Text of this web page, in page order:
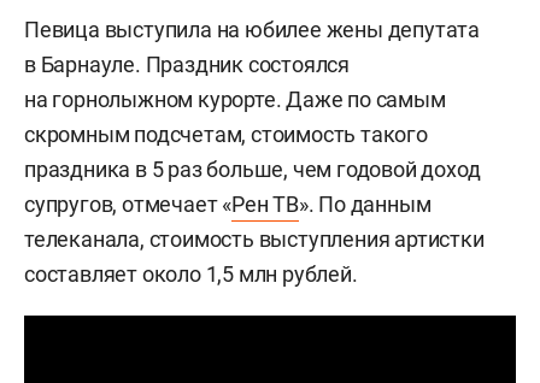
Певица выступила на юбилее жены депутата
в Барнауле. Праздник состоялся
на горнолыжном курорте. Даже по самым
скромным подсчетам, стоимость такого
праздника в 5 раз больше, чем годовой доход
супругов, отмечает «Рен ТВ». По данным
телеканала, стоимость выступления артистки
составляет около 1,5 млн рублей.